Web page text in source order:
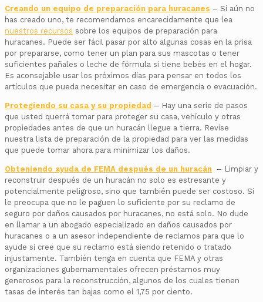
Creando un equipo de preparación para huracanes – Si aún no
has creado uno, te recomendamos encarecidamente que lea
nuestros recursos sobre los equipos de preparación para
huracanes. Puede ser fácil pasar por alto algunas cosas en la prisa
por prepararse, como tener un plan para sus mascotas o tener
suficientes pañales o leche de fórmula si tiene bebés en el hogar.
Es aconsejable usar los próximos días para pensar en todos los
artículos que pueda necesitar en caso de emergencia o evacuación.
Protegiendo su casa y su propiedad – Hay una serie de pasos
que usted querrá tomar para proteger su casa, vehículo y otras
propiedades antes de que un huracán llegue a tierra. Revise
nuestra lista de preparación de la propiedad para ver las medidas
que puede tomar ahora para minimizar los daños.
Obteniendo ayuda de FEMA después de un huracán – Limpiar y
reconstruir después de un huracán no solo es estresante y
potencialmente peligroso, sino que también puede ser costoso. Si
le preocupa que no le paguen lo suficiente por su reclamo de
seguro por daños causados por huracanes, no está solo. No dude
en llamar a un abogado especializado en daños causados por
huracanes o a un asesor independiente de reclamos para que lo
ayude si cree que su reclamo está siendo retenido o tratado
injustamente. También tenga en cuenta que FEMA y otras
organizaciones gubernamentales ofrecen préstamos muy
generosos para la reconstrucción, algunos de los cuales tienen
tasas de interés tan bajas como el 1,75 por ciento.